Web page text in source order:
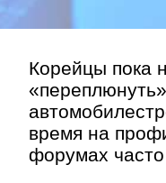
Корейцы пока
время на
форумах часто